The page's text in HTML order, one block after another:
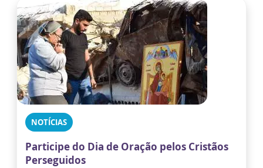
NOTÍCIAS
Participe do Dia de Oração pelos Cristãos
Perseguidos